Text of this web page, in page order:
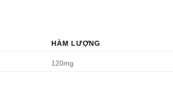
HÀM LƯỢNG
120mg